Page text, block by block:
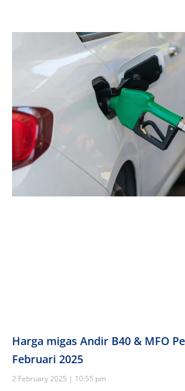
Harga migas Andir B40 & MFO
Februari 2025
2 February 2025
10:55 pm